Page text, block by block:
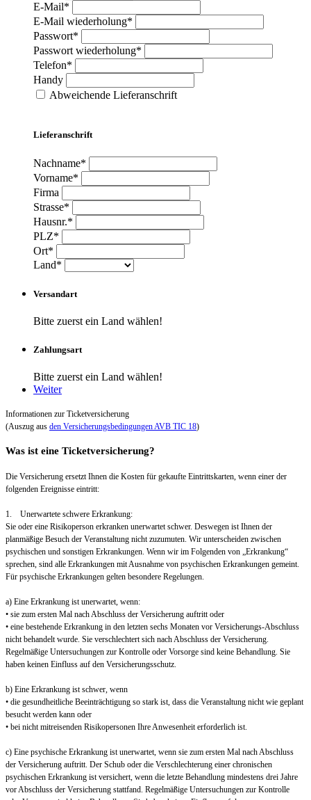
E-Mail*
E-Mail wiederholung*
Passwort*
Passwort wiederholung*
Telefon*
Handy
Abweichende Lieferanschrift
Lieferanschrift
Nachname*
Vorname*
Firma
Strasse*
Hausnr.*
PLZ*
Ort*
Land*
Versandart
Bitte zuerst ein Land wählen!
Zahlungsart
Bitte zuerst ein Land wählen!
Weiter
Informationen zur Ticketversicherung
(Auszug aus den Versicherungsbedingungen AVB TIC 18)
Was ist eine Ticketversicherung?
Die Versicherung ersetzt Ihnen die Kosten für gekaufte Eintrittskarten, wenn einer der
folgenden Ereignisse eintritt:
1. Unerwartete schwere Erkrankung:
Sie oder eine Risikoperson erkranken unerwartet schwer. Deswegen ist Ihnen der
planmäßige Besuch der Veranstaltung nicht zuzumuten. Wir unterscheiden zwischen
psychischen und sonstigen Erkrankungen. Wenn wir im Folgenden von „Erkrankung“
sprechen, sind alle Erkrankungen mit Ausnahme von psychischen Erkrankungen gemeint.
Für psychische Erkrankungen gelten besondere Regelungen.
a) Eine Erkrankung ist unerwartet, wenn:
• sie zum ersten Mal nach Abschluss der Versicherung auftritt oder
• eine bestehende Erkrankung in den letzten sechs Monaten vor Versicherungs-Abschluss
nicht behandelt wurde. Sie verschlechtert sich nach Abschluss der Versicherung.
Regelmäßige Untersuchungen zur Kontrolle oder Vorsorge sind keine Behandlung. Sie
haben keinen Einfluss auf den Versicherungsschutz.
b) Eine Erkrankung ist schwer, wenn
• die gesundheitliche Beeinträchtigung so stark ist, dass die Veranstaltung nicht wie geplant
besucht werden kann oder
• bei nicht mitreisenden Risikopersonen Ihre Anwesenheit erforderlich ist.
c) Eine psychische Erkrankung ist unerwartet, wenn sie zum ersten Mal nach Abschluss
der Versicherung auftritt. Der Schub oder die Verschlechterung einer chronischen
psychischen Erkrankung ist versichert, wenn die letzte Behandlung mindestens drei Jahre
vor Abschluss der Versicherung stattfand. Regelmäßige Untersuchungen zur Kontrolle